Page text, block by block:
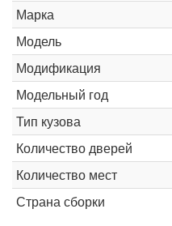
Марка
Модель
Модификация
Модельный год
Тип кузова
Количество дверей
Количество мест
Страна сборки